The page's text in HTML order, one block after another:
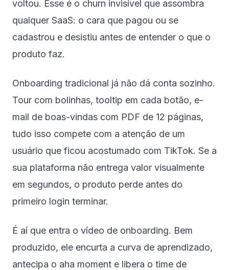
voltou. Esse é o churn invisível que assombra
qualquer SaaS: o cara que pagou ou se
cadastrou e desistiu antes de entender o que o
produto faz.
Onboarding tradicional já não dá conta sozinho.
Tour com bolinhas, tooltip em cada botão, e-
mail de boas-vindas com PDF de 12 páginas,
tudo isso compete com a atenção de um
usuário que ficou acostumado com TikTok. Se a
sua plataforma não entrega valor visualmente
em segundos, o produto perde antes do
primeiro login terminar.
É aí que entra o vídeo de onboarding. Bem
produzido, ele encurta a curva de aprendizado,
antecipa o aha moment e libera o time de